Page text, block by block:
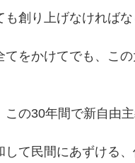
も創り上げなければ
てをかけてでも、こ
この30年間で新自由
して民間にあずける